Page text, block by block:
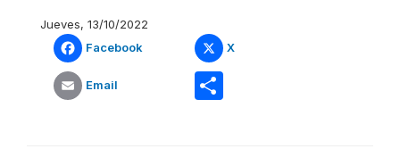
Jueves, 13/10/2022
Facebook
X
Email
Share